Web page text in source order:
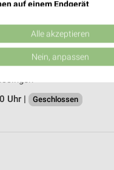
Bissingen
Uhr |
Geschlossen
auf einem Endgerät
von Werbeanzeigen
von Inhalten
Alle akzeptieren
Nein, anpassen